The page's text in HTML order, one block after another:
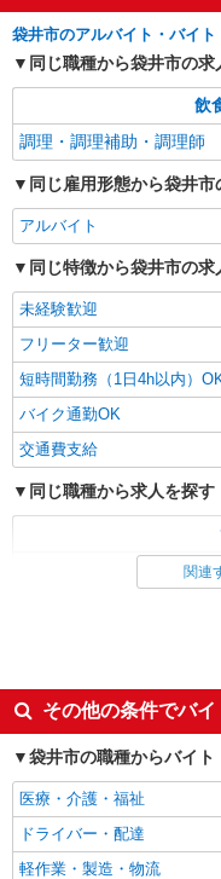
袋井市のアルバイト・バイ
同じ職種から袋井市の求
飲
調理・調理補助・調理師
同じ雇用形態から袋井市
アルバイト
同じ特徴から袋井市の求
未経験歓迎
フリーター歓迎
短時間勤務（1日4h以内）
バイク通勤OK
交通費支給
同じ職種から求人を探す
調理・調理補助・調理師
週2～3日勤務OK
車通勤OK
交通費支給
関連
その他の条件でバ
袋井市の職種からバイ
医療・介護・福祉
ドライバー・配達
軽作業・製造・物流